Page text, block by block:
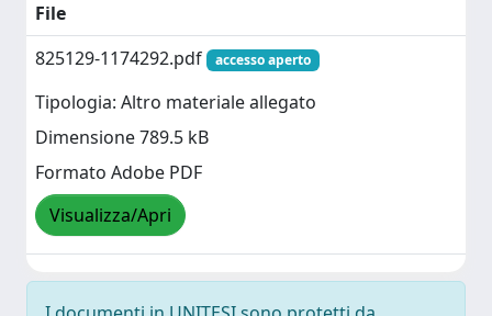
File
825129-1174292.pdf
accesso aperto
Tipologia: Altro materiale allegato
Dimensione 789.5 kB
Formato Adobe PDF
Visualizza/Apri